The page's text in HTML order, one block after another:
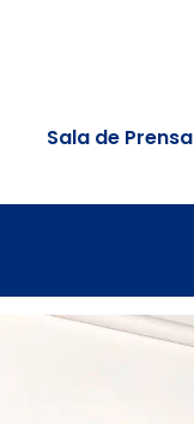
Sala de Prensa